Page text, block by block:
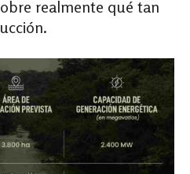
realmente qué tan